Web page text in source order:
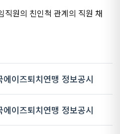
원의 친인척 관계의 직원 채
이즈퇴치연맹 정보공시
이즈퇴치연맹 정보공시